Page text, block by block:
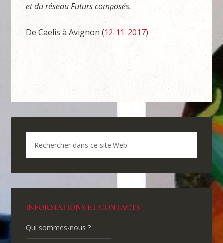
et du réseau Futurs composés.
De Caelis à Avignon (12-11-2017)
INFORMATIONS ET CONTACTS
Qui sommes-nous ?